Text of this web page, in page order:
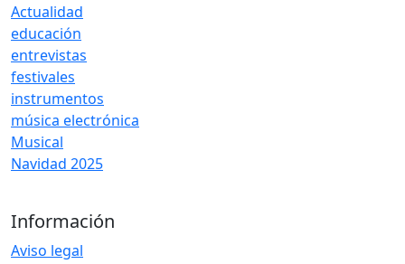
Actualidad
educación
entrevistas
festivales
instrumentos
música electrónica
Musical
Navidad 2025
Información
Aviso legal